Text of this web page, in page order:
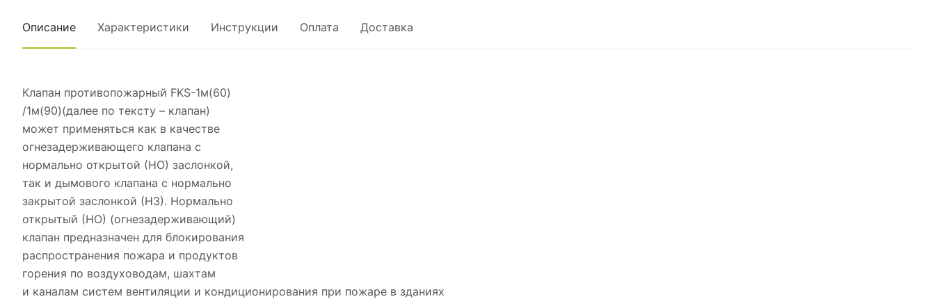
Описание Характеристики Инструкции Оплата Доставка
Клапан противопожарный FKS-1м(60)
/1м(90)(далее по тексту – клапан)
может применяться как в качестве
огнезадерживающего клапана с
нормально открытой (НО) заслонкой,
так и дымового клапана с нормально
закрытой заслонкой (НЗ). Нормально
открытый (НО) (огнезадерживающий)
клапан предназначен для блокирования
распространения пожара и продуктов
горения по воздуховодам, шахтам
и каналам систем вентиляции и кондиционирования при пожаре в зданиях